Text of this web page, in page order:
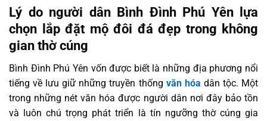
Lý do người dân Bình Đình Phú Yên lựa
chọn lắp đặt mộ đôi đá đẹp trong không
gian thờ cúng
Bình Đình Phú Yên vốn được biết là những địa phương nổi
tiếng về lưu giữ những truyền thống văn hóa dân tộc. Một
trong những nét văn hóa được người dân nơi đây bảo tồn
và luôn chú trọng phát triển là tín ngưỡng thờ cúng gia